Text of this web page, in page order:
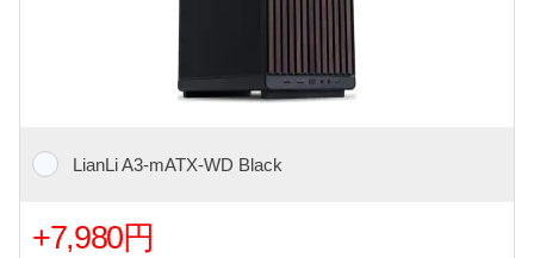
LianLi A3-mATX-WD Black
+7,980円